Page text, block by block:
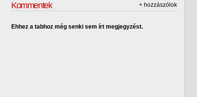
+ hozzászólok
Kommentek
mondja
Ehhez a tabhoz még senki sem írt megjegyzést.